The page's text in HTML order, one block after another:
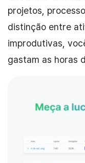
projetos,
distinção entre
improdutivas,
gastam as horas